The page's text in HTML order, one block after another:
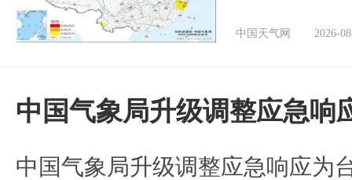
中国天气网 2026-
中国气象局升级调整应急响
中国气象局升级调整应急响应为